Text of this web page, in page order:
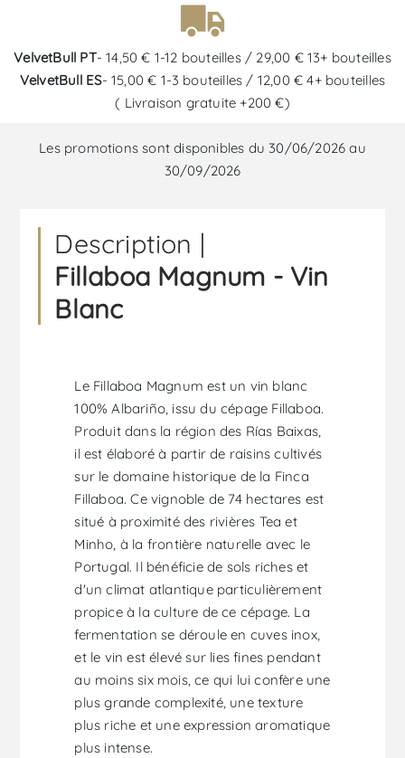
VelvetBull PT- 14,50 € 1-12 bouteilles / 29,00 € 13+ bouteilles
VelvetBull ES- 15,00 € 1-3 bouteilles / 12,00 € 4+ bouteilles
( Livraison gratuite +200 €)
Les promotions sont disponibles du 30/06/2026 au
30/09/2026
Description |
Fillaboa Magnum - Vin
Blanc
Le Fillaboa Magnum est un vin blanc
100% Albariño, issu du cépage Fillaboa.
Produit dans la région des Rías Baixas,
il est élaboré à partir de raisins cultivés
sur le domaine historique de la Finca
Fillaboa. Ce vignoble de 74 hectares est
situé à proximité des rivières Tea et
Minho, à la frontière naturelle avec le
Portugal. Il bénéficie de sols riches et
d'un climat atlantique particulièrement
propice à la culture de ce cépage. La
fermentation se déroule en cuves inox,
et le vin est élevé sur lies fines pendant
au moins six mois, ce qui lui confère une
plus grande complexité, une texture
plus riche et une expression aromatique
plus intense.